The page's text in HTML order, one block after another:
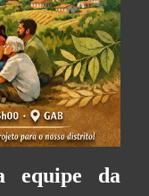
equipe da